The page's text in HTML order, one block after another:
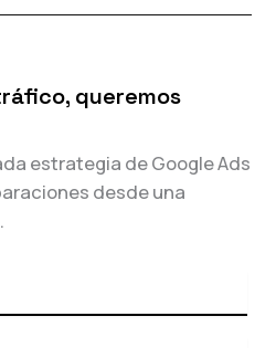
queremos
estrategia de Google Ads
desde una